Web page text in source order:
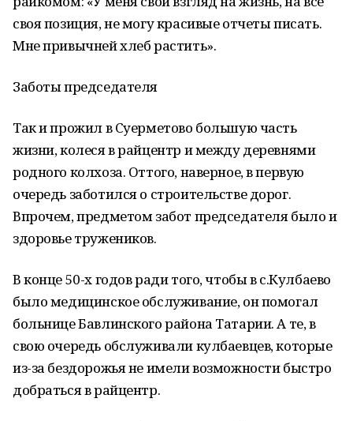
своя позиция, не могу красивые отчеты писать.
Мне привычней хлеб растить».
Заботы председателя
Так и прожил в Суерметово большую часть
жизни, колеся в райцентр и между деревнями
родного колхоза. Оттого, наверное, в первую
очередь заботился о строительстве дорог.
Впрочем, предметом забот председателя было и
здоровье тружеников.
В конце 50-х годов ради того, чтобы в с.Кулбаево
было медицинское обслуживание, он помогал
больнице Бавлинского района Татарии. А те, в
свою очередь обслуживали кулбаевцев, которые
из-за бездорожья не имели возможности быстро
добраться в райцентр.